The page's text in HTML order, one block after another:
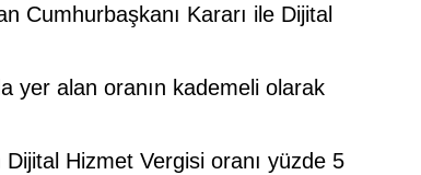
Cumhurbaşkanı Kararı ile Dijital
yer alan oranın kademeli olarak
Hizmet Vergisi oranı yüzde 5